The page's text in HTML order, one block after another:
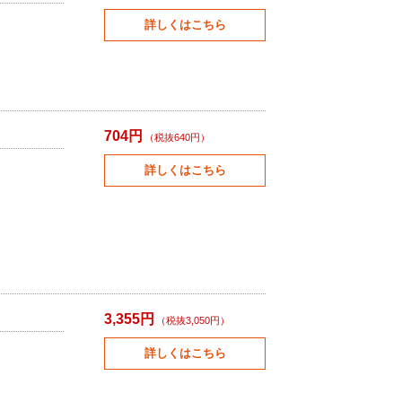
詳しくはこちら
704円 （税抜640円）
詳しくはこちら
3,355円 （税抜3,050円）
詳しくはこちら